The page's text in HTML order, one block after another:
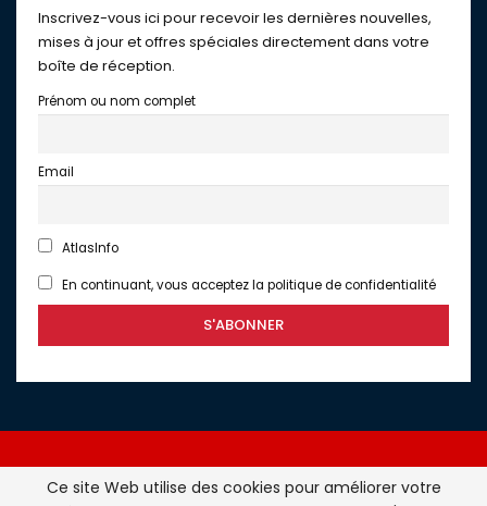
Inscrivez-vous ici pour recevoir les dernières nouvelles,
mises à jour et offres spéciales directement dans votre
boîte de réception.
Prénom ou nom complet
Email
AtlasInfo
En continuant, vous acceptez la politique de confidentialité
Ce site Web utilise des cookies pour améliorer votre